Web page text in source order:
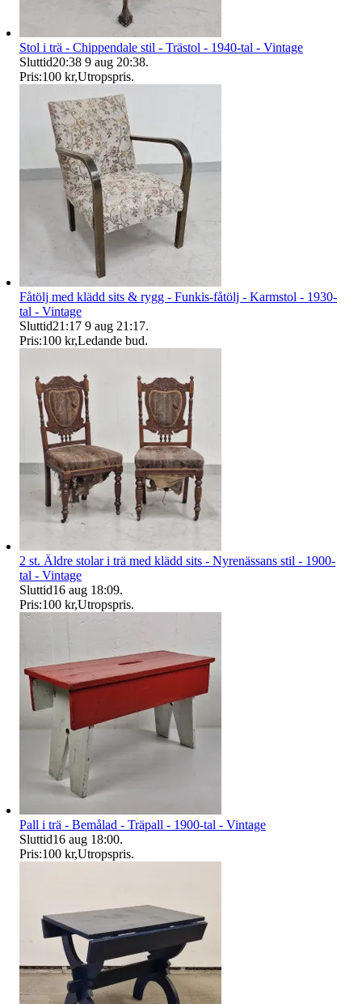
Stol i trä - Chippendale stil - Trästol - 1940-tal - Vintage
Sluttid20:38 9 aug 20:38.
Pris:100 kr,Utropspris.
Fåtölj med klädd sits & rygg - Funkis-fåtölj - Karmstol - 1930-
tal - Vintage
Sluttid21:17 9 aug 21:17.
Pris:100 kr,Ledande bud.
2 st. Äldre stolar i trä med klädd sits - Nyrenässans stil - 1900-
tal - Vintage
Sluttid16 aug 18:09.
Pris:100 kr,Utropspris.
Pall i trä - Bemålad - Träpall - 1900-tal - Vintage
Sluttid16 aug 18:00.
Pris:100 kr,Utropspris.